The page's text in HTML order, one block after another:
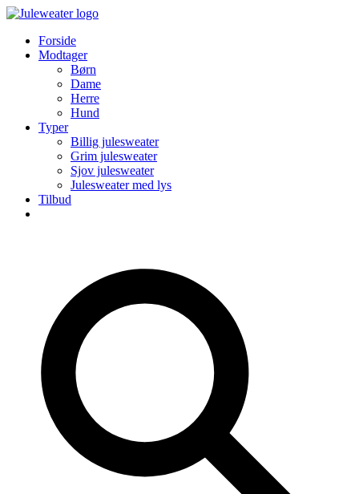
Forside
Modtager
Børn
Dame
Herre
Hund
Typer
Billig julesweater
Grim julesweater
Sjov julesweater
Julesweater med lys
Tilbud